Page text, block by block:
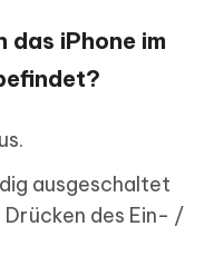
das iPhone im
ausgeschaltet
Drücken des Ein- /